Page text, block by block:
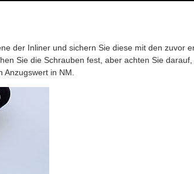
der Inliner und sichern Sie diese mit den zuvor
Sie die Schrauben fest, aber achten Sie darauf,
in NM.